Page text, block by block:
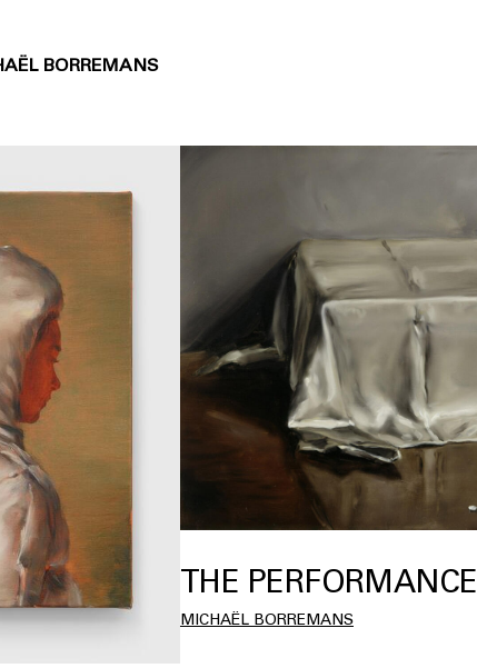
BORREMANS
THE PERFORMANCE
MICHAËL BORREMANS